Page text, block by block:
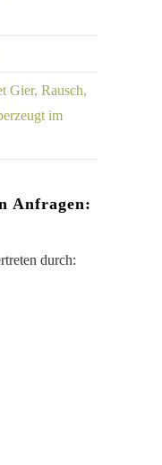
Gier, Rausch,
im
Anfragen:
durch: